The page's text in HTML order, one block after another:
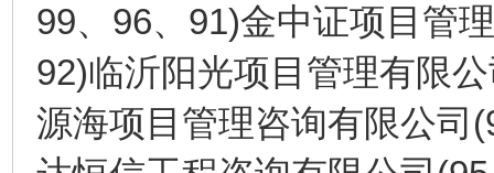
99、 96、 91)金中证项目管
92)临沂阳光项目管理有限
源海项目管理咨询有限公司